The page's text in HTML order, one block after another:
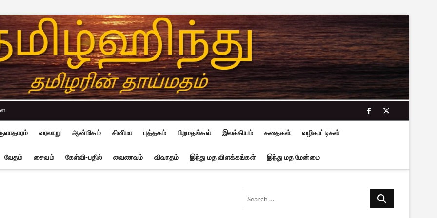
facebook
twitter
வரலாறு ஆன்மிகம் சினிமா புத்தகம் பிறமதங்கள் இலக்கியம் கதைகள் வழிகாட்டிகள்
வேதம் சைவம் கேள்வி-பதில் வைணவம் விவாதம் இந்து மத விளக்கங்கள் இந்து மத மேன்மை
Search